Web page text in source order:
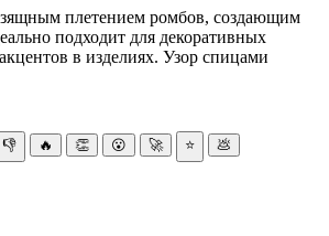
плетением ромбов, создающим
подходит для декоративных
в изделиях. Узор спицами
👎 🔥 👏 😮 🚀 ⭐ 💩